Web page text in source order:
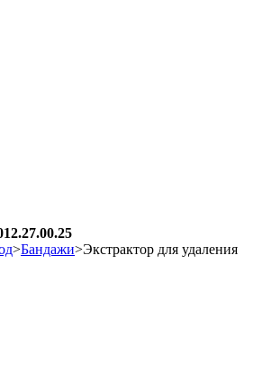
>Бандажи>Экстрактор для удаления